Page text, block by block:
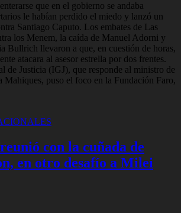
que en el gobierno se andaba
le habían perdido el miedo y lanzó un
Santiago Caputo. Los embates de Las
los Menem, la caída de Manuel Adorni y
Bullrich llevaron a que, en cuestión de horas,
atacara al asesor estrella por dos frentes.
de Justicia (IGJ), que responde al ministro de
Mahiques, puso el foco en la Fundación Faro,
con la cuñada de
en otro desafío a Milei